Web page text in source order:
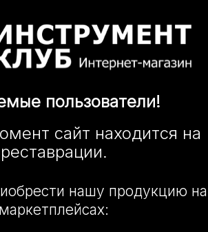
пользователи!
сайт находится на
реставрации.
нашу продукцию на
маркетплейсах: